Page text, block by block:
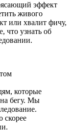
эффект
живого
или хвалит фичу,
что узнать об
которые
бегу. Мы
скорее